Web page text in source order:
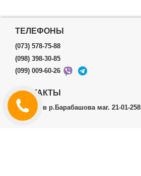
ТЕЛЕФОНЫ
(073) 578-75-88
(098) 398-30-85
(099) 009-60-26
КОНТАКТЫ
г.Харьков р.Барабашова маг. 21-01-258